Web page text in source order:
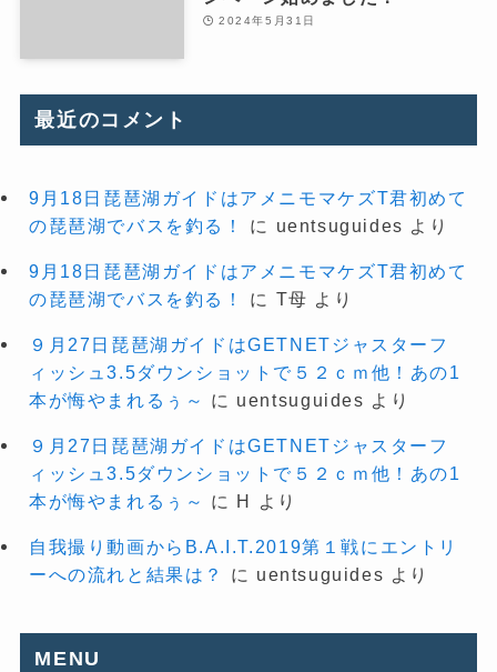
2024年5月31日
最近のコメント
9月18日琵琶湖ガイドはアメニモマケズT君初めて
の琵琶湖でバスを釣る！
に uentsuguides より
9月18日琵琶湖ガイドはアメニモマケズT君初めて
の琵琶湖でバスを釣る！
に T母 より
９月27日琵琶湖ガイドはGETNETジャスターフ
ィッシュ3.5ダウンショットで５２ｃｍ他！あの1
本が悔やまれるぅ～
に uentsuguides より
９月27日琵琶湖ガイドはGETNETジャスターフ
ィッシュ3.5ダウンショットで５２ｃｍ他！あの1
本が悔やまれるぅ～
に H より
自我撮り動画からB.A.I.T.2019第１戦にエントリ
ーへの流れと結果は？
に uentsuguides より
MENU